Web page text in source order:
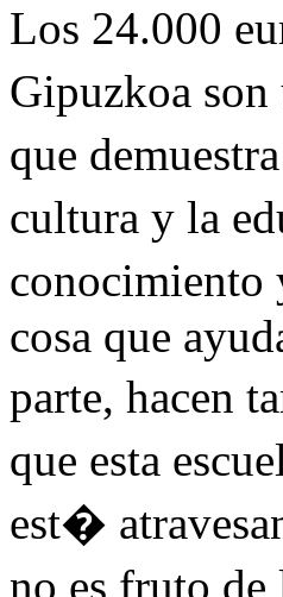
Los 24.000
Gipuzkoa
que
cultura y la
cosa que
parte, hacen
que esta
est�
no es fruto